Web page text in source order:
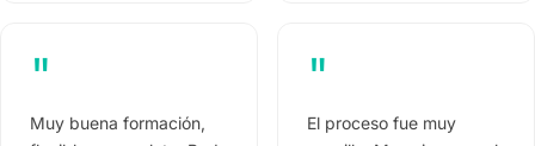
"
Muy buena formación,
"
El proceso fue muy